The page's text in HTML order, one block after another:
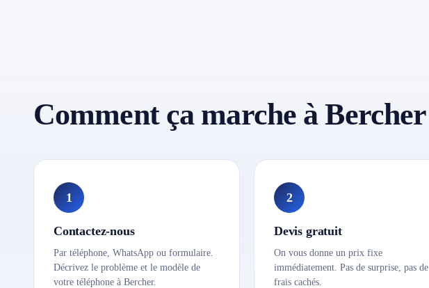
Comment ça marche à Bercher
1
Contactez-nous
Par téléphone, WhatsApp ou formulaire.
Décrivez le problème et le modèle de
votre téléphone à Bercher.
2
Devis gratuit
On vous donne un prix fixe
immédiatement. Pas de surprise, pas de
frais cachés.